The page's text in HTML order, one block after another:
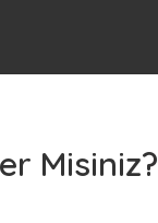
Misiniz?